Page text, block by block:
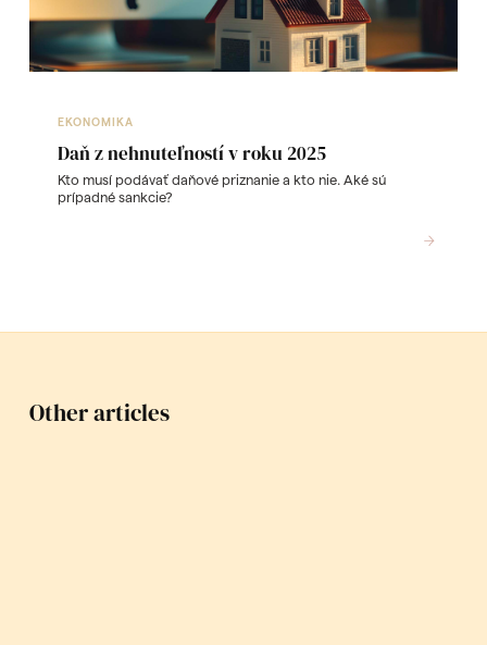
EKONOMIKA
Daň z nehnuteľností v roku 2025
Kto musí podávať daňové priznanie a kto nie. Aké sú
prípadné sankcie?
Other articles